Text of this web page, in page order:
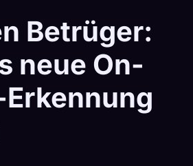
Betrüger:
neue On-